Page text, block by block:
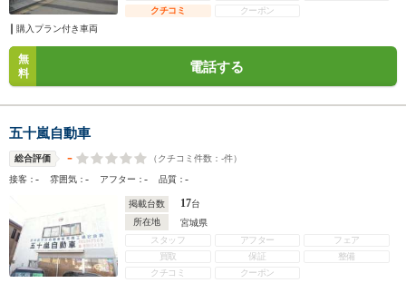
クチコミ
クーポン
購入プラン付き車両
無
料
電話する
五十嵐自動車
総合評価 - （クチコミ件数： -件）
接客：- 雰囲気：- アフター：- 品質：-
掲載台数 17台
所在地
宮城県
スタッフ
アフター
フェア
買取
保証
整備
クチコミ
クーポン